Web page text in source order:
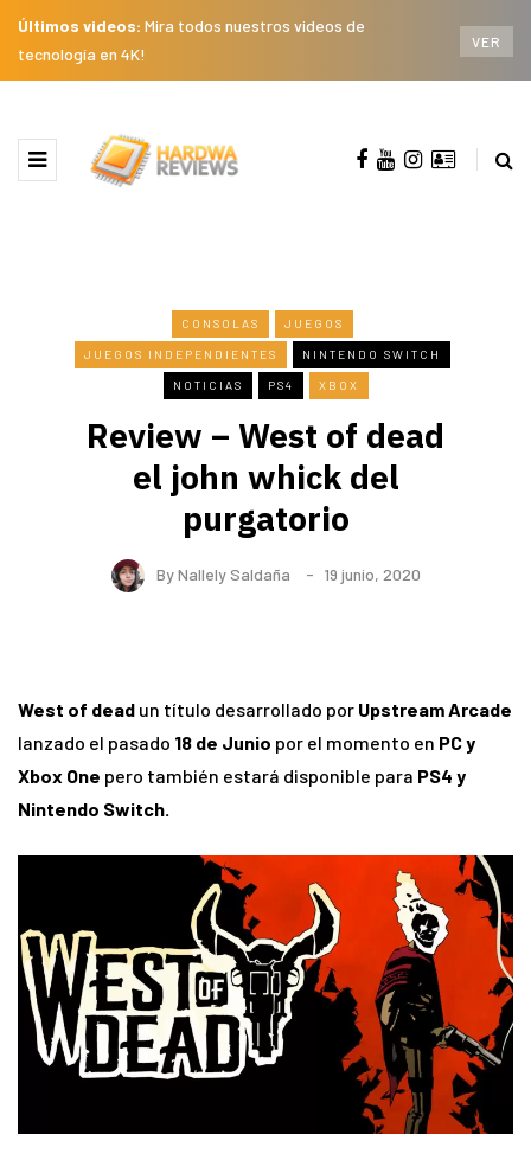
Últimos videos: Mira todos nuestros videos de
tecnología en 4K!
VER
CONSOLAS JUEGOS
JUEGOS INDEPENDIENTES NINTENDO SWITCH
NOTICIAS PS4 XBOX
Review – West of dead
el john whick del
purgatorio
ByNallely Saldaña 19 junio, 2020
West of dead un título desarrollado por Upstream Arcade
lanzado el pasado 18 de Junio por el momento en PC y
Xbox One pero también estará disponible para PS4 y
Nintendo Switch.